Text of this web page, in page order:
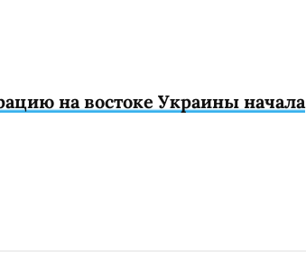
на востоке Украины начала